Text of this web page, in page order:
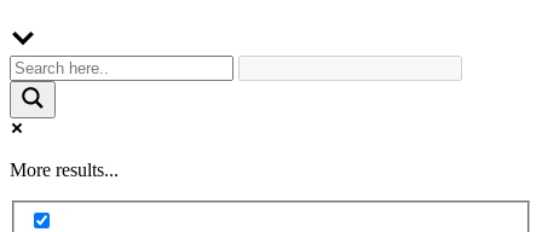
More results...